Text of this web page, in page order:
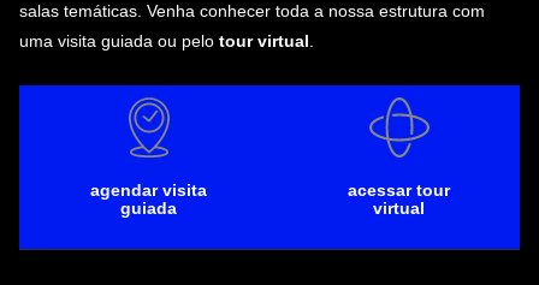
salas temáticas. Venha conhecer toda a nossa estrutura com
uma visita guiada ou pelo tour virtual
agendar visita
guiada
acessar tour
virtual